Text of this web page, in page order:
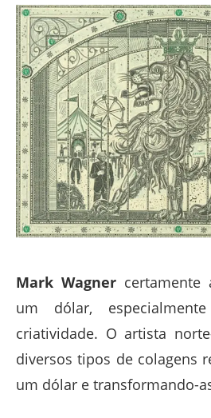
Mark Wagner
um dólar,
criatividade. O artista
diversos tipos de colagens
um dólar e transformando-